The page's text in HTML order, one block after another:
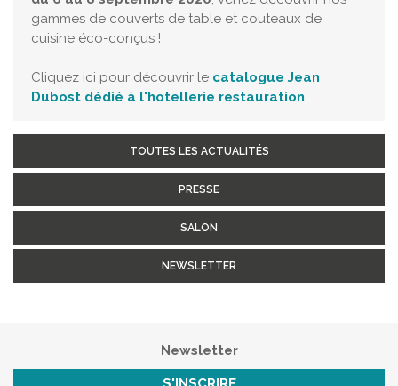
gammes de couverts de table et couteaux de
cuisine éco-conçus !
Cliquez ici pour découvrir le catalogue Jean
Dubost dédié à l'hotellerie restauration.
TOUTES LES ACTUALITÉS
PRESSE
SALON
NEWSLETTER
Newsletter